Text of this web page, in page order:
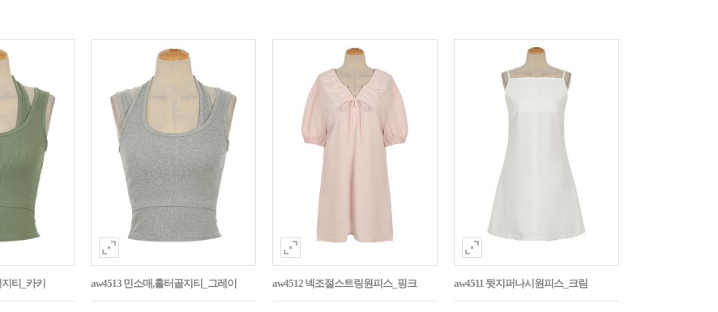
티_카키 aw4513 민소매,홀터골지티_그레이 aw4512 넥조절스트링원피스_핑크 aw4511 뒷지퍼나시원피스_크림